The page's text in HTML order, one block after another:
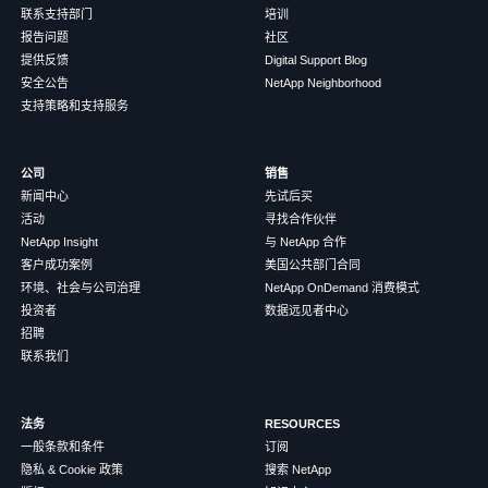
联系支持部门
报告问题
提供反馈
安全公告
支持策略和支持服务
培训
社区
Digital Support Blog
NetApp Neighborhood
公司
新闻中心
活动
NetApp Insight
客户成功案例
环境、社会与公司治理
投资者
招聘
联系我们
销售
先试后买
寻找合作伙伴
与 NetApp 合作
美国公共部门合同
NetApp OnDemand 消费模式
数据远见者中心
法务
一般条款和条件
隐私 & Cookie 政策
RESOURCES
订阅
搜索 NetApp